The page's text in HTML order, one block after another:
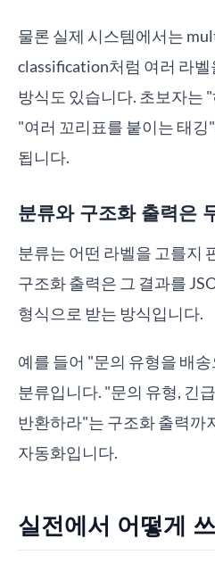
물론 실제 시스템에서는
classification처럼 여러 라
방식도 있습니다. 초보자는
"여러 꼬리표를 붙이는 태깅
됩니다.
분류와 구조화 출력은
분류는 어떤 라벨을 고를지
구조화 출력은 그 결과를
형식으로 받는 방식입니다.
예를 들어 "문의 유형을 배
분류입니다. "문의 유형, 긴
반환하라"는 구조화 출력까
자동화입니다.
실전에서 어떻게